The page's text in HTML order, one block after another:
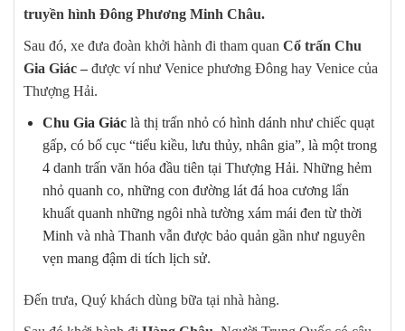
truyền hình Đông Phương Minh Châu.
Sau đó, xe đưa đoàn khởi hành đi tham quan Cổ trấn Chu
Gia Giác – được ví như Venice phương Đông hay Venice của
Thượng Hải.
Chu Gia Giác là thị trấn nhỏ có hình dánh như chiếc quạt
gấp, có bố cục “tiểu kiều, lưu thủy, nhân gia”, là một trong
4 danh trấn văn hóa đầu tiên tại Thượng Hải. Những hẻm
nhỏ quanh co, những con đường lát đá hoa cương lẩn
khuất quanh những ngôi nhà tường xám mái đen từ thời
Minh và nhà Thanh vẫn được bảo quản gần như nguyên
vẹn mang đậm di tích lịch sử.
Đến trưa, Quý khách dùng bữa tại nhà hàng.